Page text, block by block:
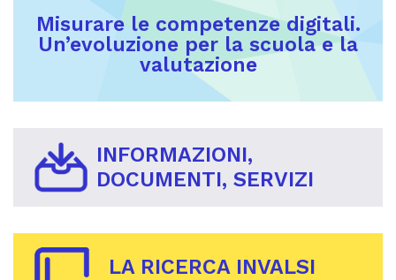
Misurare le competenze digitali.
Un’evoluzione per la scuola e la
valutazione
INFORMAZIONI,
DOCUMENTI, SERVIZI
LA RICERCA INVALSI